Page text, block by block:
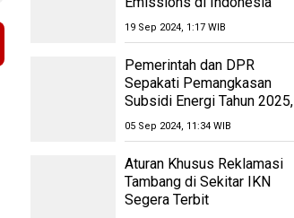
pada 2060
19 Sep 2024, 1:17 WIB
Pemerintah dan DPR
Sepakati Pemangkasan
Subsidi Energi Tahun 2025,
Anggaran Dipangkas Rp
1,12 Triliun
05 Sep 2024, 11:34 WIB
Aturan Khusus Reklamasi
Tambang di Sekitar IKN
Segera Terbit